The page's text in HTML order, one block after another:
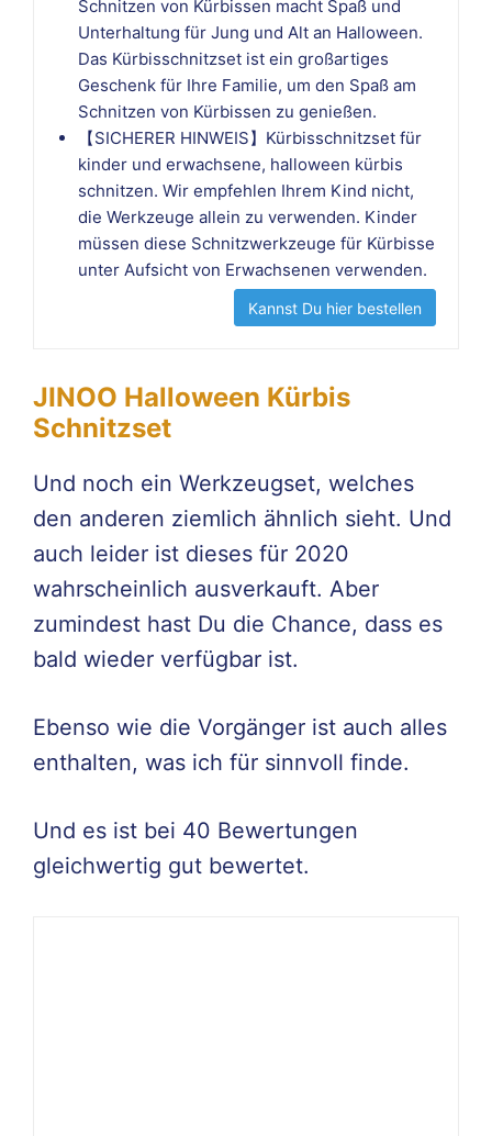
Schnitzen von Kürbissen macht Spaß und
Unterhaltung für Jung und Alt an Halloween.
Das Kürbisschnitzset ist ein großartiges
Geschenk für Ihre Familie, um den Spaß am
Schnitzen von Kürbissen zu genießen.
【SICHERER HINWEIS】Kürbisschnitzset für
kinder und erwachsene, halloween kürbis
schnitzen. Wir empfehlen Ihrem Kind nicht,
die Werkzeuge allein zu verwenden. Kinder
müssen diese Schnitzwerkzeuge für Kürbisse
unter Aufsicht von Erwachsenen verwenden.
Kannst Du hier bestellen
JINOO Halloween Kürbis
Schnitzset
Und noch ein Werkzeugset, welches
den anderen ziemlich ähnlich sieht. Und
auch leider ist dieses für 2020
wahrscheinlich ausverkauft. Aber
zumindest hast Du die Chance, dass es
bald wieder verfügbar ist.
Ebenso wie die Vorgänger ist auch alles
enthalten, was ich für sinnvoll finde.
Und es ist bei 40 Bewertungen
gleichwertig gut bewertet.